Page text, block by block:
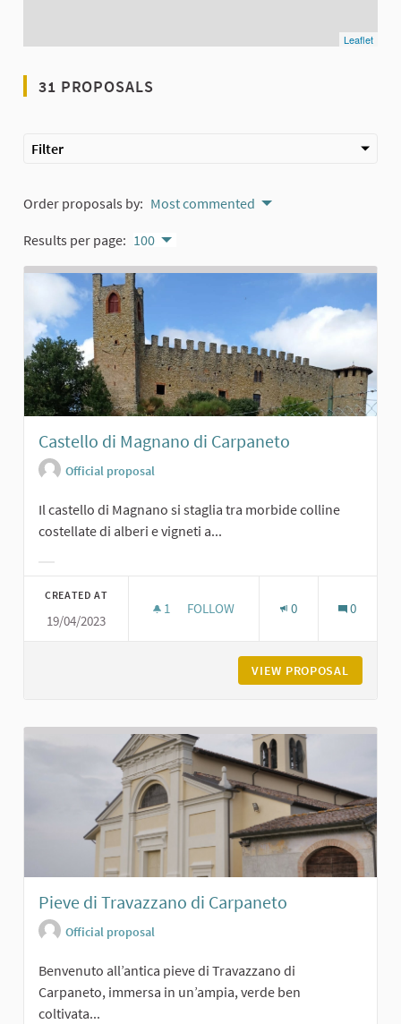
Leaflet
31 PROPOSALS
Filter
Order proposals by: Most commented
Results per page: 100
Castello di Magnano di Carpaneto
Official proposal
Il castello di Magnano si staglia tra morbide colline
costellate di alberi e vigneti a...
CREATED AT
19/04/2023
1 1 FOLLOWER
FOLLOW 0 0
VIEW PROPOSAL
Pieve di Travazzano di Carpaneto
Official proposal
Benvenuto all’antica pieve di Travazzano di
Carpaneto, immersa in un’ampia, verde ben
coltivata...